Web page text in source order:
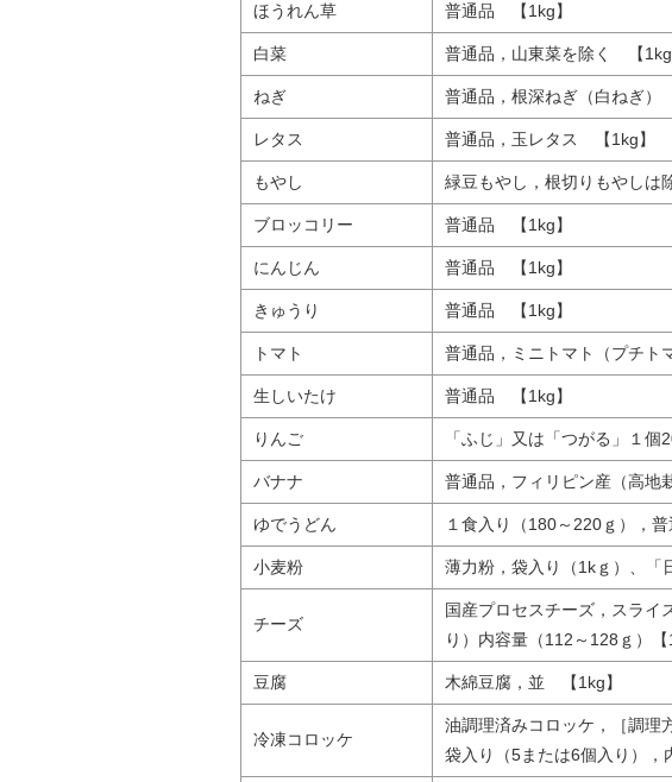
ほうれん草 普通品 【1kg】
白菜 普通品，山東菜を除く 【1kg
ねぎ 普通品，根深ねぎ（白ねぎ）
レタス 普通品，玉レタス 【1kg】
もやし 緑豆もやし，根切りもやしは
ブロッコリー 普通品 【1kg】
にんじん 普通品 【1kg】
きゅうり 普通品 【1kg】
トマト 普通品，ミニトマト（プチト
生しいたけ 普通品 【1kg】
りんご 「ふじ」又は「つがる」１
バナナ 普通品，フィリピン産（高地
ゆでうどん １食入り（180～220ｇ），
小麦粉 薄力粉，袋入り（1kｇ）、「
チーズ
国産プロセスチーズ，スライ
り）内容量（112～128ｇ）【
豆腐 木綿豆腐，並 【1kg】
冷凍コロッケ
油調理済みコロッケ，［調理
袋入り（5または6個入り）